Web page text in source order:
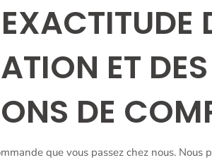
ET DES
DE
que vous passez chez nous. Nous